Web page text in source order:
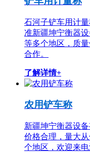
石河子铲车用计
准新疆坤宁衡器
等多个地区，质
合作。
了解详情+
农用铲车称
新疆坤宁衡器设
价格合理，量大
个地区，欢迎来电